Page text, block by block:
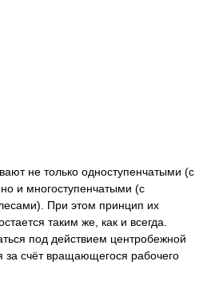
не только одноступенчатыми (с
и многоступенчатыми (с
При этом принцип их
таким же, как и всегда.
под действием центробежной
за счёт вращающегося рабочего